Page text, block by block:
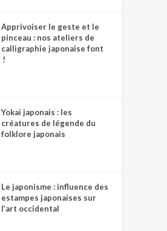
Apprivoiser le geste et le
pinceau : nos ateliers de
calligraphie japonaise font
!
Yokai japonais : les
créatures de légende du
folklore japonais
Le japonisme : influence des
estampes japonaises sur
l’art occidental